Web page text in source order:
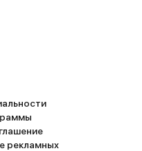
рекламных